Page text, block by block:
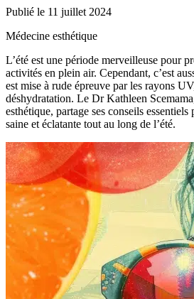
Publié le 11 juillet 2024
Médecine esthétique
L’été est une période merveilleuse pour
activités en plein air. Cependant, c’est
est mise à rude épreuve par les rayons
déshydratation. Le Dr Kathleen
esthétique, partage ses conseils
saine et éclatante tout au long de l’été.